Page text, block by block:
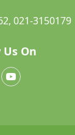
021-3150179
Us On